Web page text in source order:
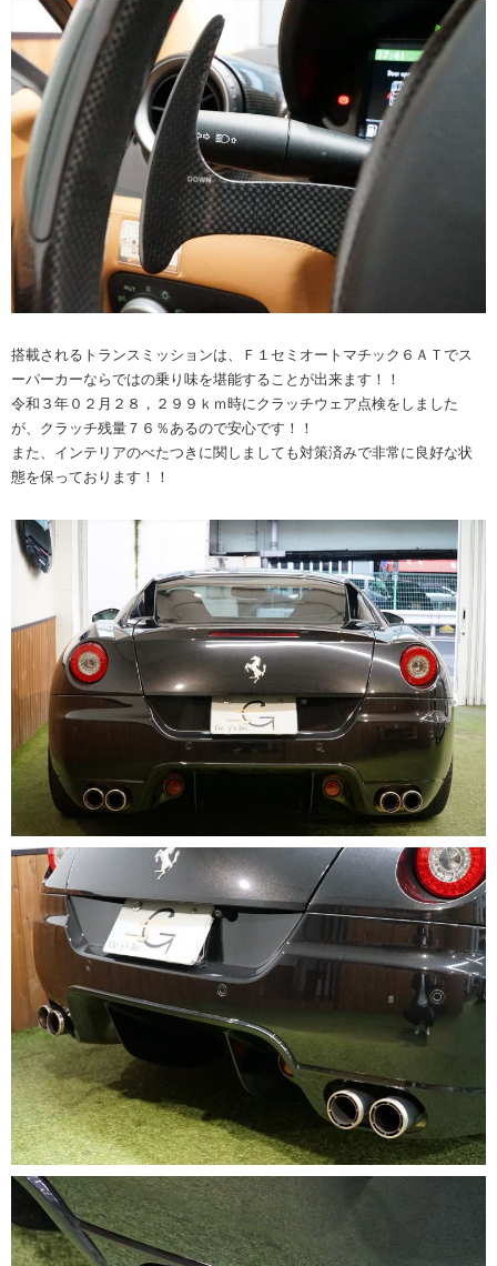
搭載されるトランスミッションは、Ｆ１セミオートマチック６ＡＴでス
ーパーカーならではの乗り味を堪能することが出来ます！！
令和３年０２月２８，２９９ｋｍ時にクラッチウェア点検をしました
が、クラッチ残量７６％あるので安心です！！
また、インテリアのべたつきに関しましても対策済みで非常に良好な状
態を保っております！！